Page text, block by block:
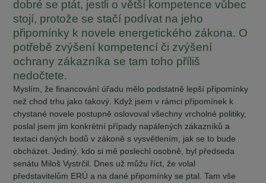
dobré se ptát, jestli o větší kompetence vůbec
stojí, protože se stačí podívat na jeho
připomínky k novele energetického zákona. O
potřebě zvýšení kompetencí či zvýšení
ochrany zákazníka se tam toho příliš
nedočtete.
Myslím, že financování úřadu mělo podstatně lepší připomínky
než chod trhu jako takový. Když jsem v rámci připomínek k
chystané novele postupně oslovoval všechny vrcholné politiky,
poslal jsem jim konkrétní případy napálených zákazníků a
textaci daných bodů v zákoně s vysvětlením, jak se to bude
obcházet. Jediný, kdo si mě poslechl osobně, byl předseda
senátu Miloš Vystrčil. Dnes už můžu říct, že volal
představitelům ERÚ a na dané připomínky se ptal. Tam vše